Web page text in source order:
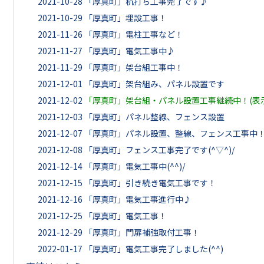
2021-10-29
「厚真町」埋設工事！
2021-11-26
「厚真町」電柱工事など！
2021-11-27
「厚真町」電気工事中♪
2021-11-29
「厚真町」架台組工事中！
2021-12-01
「厚真町」架台組み、パネル設置です
2021-12-02
「厚真町」架台組・パネル設置工事継続中！(表
2021-12-03
「厚真町」パネル整線、フェンス設置
2021-12-07
「厚真町」パネル設置、整線、フェンス工事中！
2021-12-08
「厚真町」フェンス工事完了です(^▽^)/
2021-12-14 「厚真町」電気工事中(^^)/
2021-12-15
「厚真町」引き続き電気工事です！
2021-12-16
「厚真町」電気工事進行中♪
2021-12-25
「厚真町」電気工事！
2021-12-29
「厚真町」門扉補強取付工事！
2022-01-17
「厚真町」電気工事完了しました(^^)